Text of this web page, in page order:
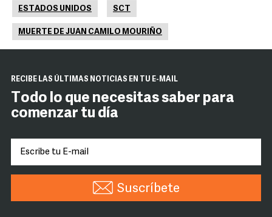
ESTADOS UNIDOS SCT
MUERTE DE JUAN CAMILO MOURIÑO
RECIBE LAS ÚLTIMAS NOTICIAS EN TU E-MAIL
Todo lo que necesitas saber para
comenzar tu día
Suscríbete